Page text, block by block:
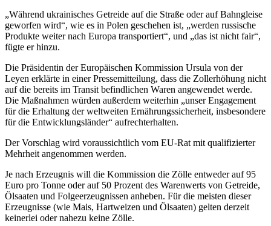
„Während ukrainisches Getreide auf die Straße oder auf Bahngleise
geworfen wird“, wie es in Polen geschehen ist, „werden russische
Produkte weiter nach Europa transportiert“, und „das ist nicht fair“,
fügte er hinzu.
Die Präsidentin der Europäischen Kommission Ursula von der
Leyen erklärte in einer Pressemitteilung, dass die Zollerhöhung nicht
auf die bereits im Transit befindlichen Waren angewendet werde.
Die Maßnahmen würden außerdem weiterhin „unser Engagement
für die Erhaltung der weltweiten Ernährungssicherheit, insbesondere
für die Entwicklungsländer“ aufrechterhalten.
Der Vorschlag wird voraussichtlich vom EU-Rat mit qualifizierter
Mehrheit angenommen werden.
Je nach Erzeugnis will die Kommission die Zölle entweder auf 95
Euro pro Tonne oder auf 50 Prozent des Warenwerts von Getreide,
Ölsaaten und Folgeerzeugnissen anheben. Für die meisten dieser
Erzeugnisse (wie Mais, Hartweizen und Ölsaaten) gelten derzeit
keinerlei oder nahezu keine Zölle.